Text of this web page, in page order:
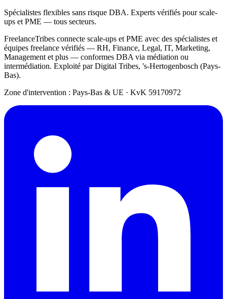
Spécialistes flexibles sans risque DBA. Experts vérifiés pour scale-
ups et PME — tous secteurs.
FreelanceTribes connecte scale-ups et PME avec des spécialistes et
équipes freelance vérifiés — RH, Finance, Legal, IT, Marketing,
Management et plus — conformes DBA via médiation ou
intermédiation. Exploité par Digital Tribes, 's-Hertogenbosch (Pays-
Bas).
Zone d'intervention : Pays-Bas & UE · KvK 59170972